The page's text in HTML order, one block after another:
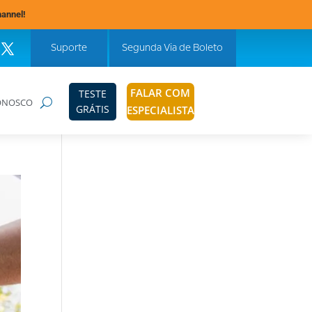
Suporte Segunda Via de Boleto
TESTE
GRÁTIS
FALAR COM
ESPECIALISTA